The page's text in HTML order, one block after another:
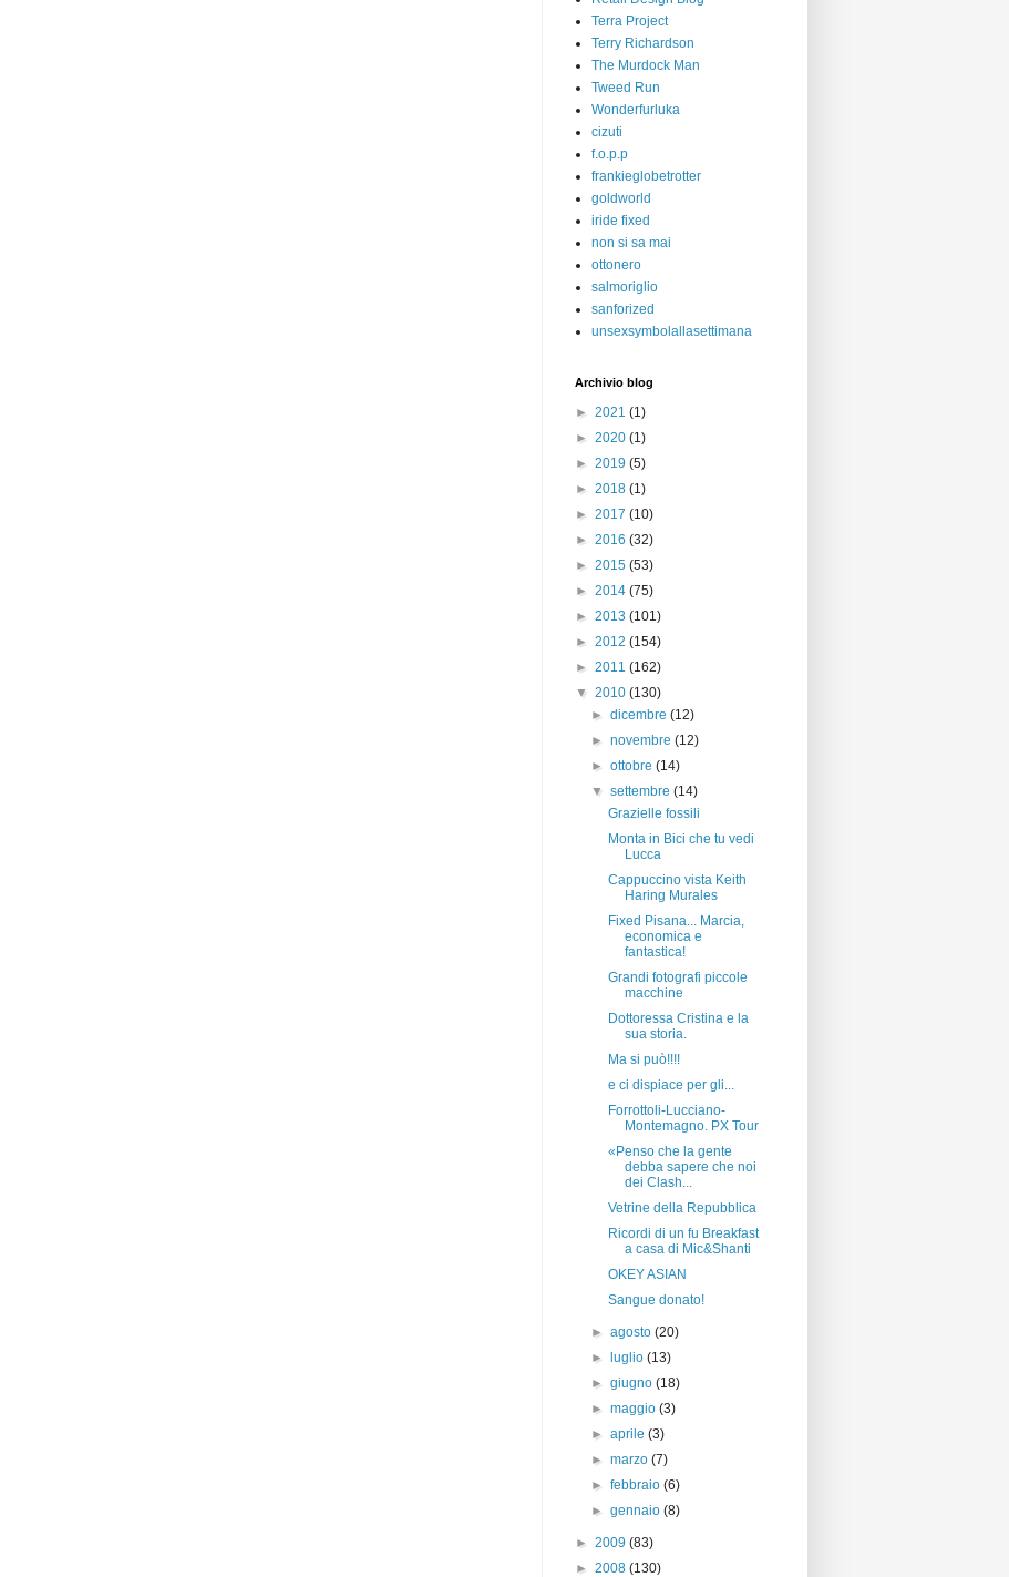
Terra Project
Terry Richardson
The Murdock Man
Tweed Run
Wonderfurluka
cizuti
f.o.p.p
frankieglobetrotter
goldworld
iride fixed
non si sa mai
ottonero
salmoriglio
sanforized
unsexsymbolallasettimana
Archivio blog
► 2021 (1)
► 2020 (1)
► 2019 (5)
► 2018 (1)
► 2017 (10)
► 2016 (32)
► 2015 (53)
► 2014 (75)
► 2013 (101)
► 2012 (154)
► 2011 (162)
▼ 2010 (130)
►dicembre(12)
►novembre(12)
►ottobre(14)
▼settembre(14)
Grazielle fossili
Monta in Bici che tu vedi
Lucca
Cappuccino vista Keith
Haring Murales
Fixed Pisana... Marcia,
economica e
fantastica!
Grandi fotografi piccole
macchine
Dottoressa Cristina e la
sua storia.
Ma si può!!!!
e ci dispiace per gli...
Forrottoli-Lucciano-
Montemagno. PX Tour
«Penso che la gente
debba sapere che noi
dei Clash...
Vetrine della Repubblica
Ricordi di un fu Breakfast
a casa di Mic&Shanti
OKEY ASIAN
Sangue donato!
►agosto(20)
►
luglio(13)
►giugno(18)
►maggio(3)
►aprile(3)
►marzo(7)
►febbraio(6)
►gennaio(8)
► 2009 (83)
► 2008 (130)